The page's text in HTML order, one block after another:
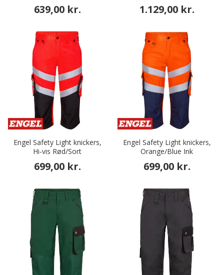
639,00 kr. 1.129,00 kr.
Engel Safety Light knickers,
Hi-vis Rød/Sort
699,00 kr.
Engel Safety Light knickers,
Orange/Blue Ink
699,00 kr.